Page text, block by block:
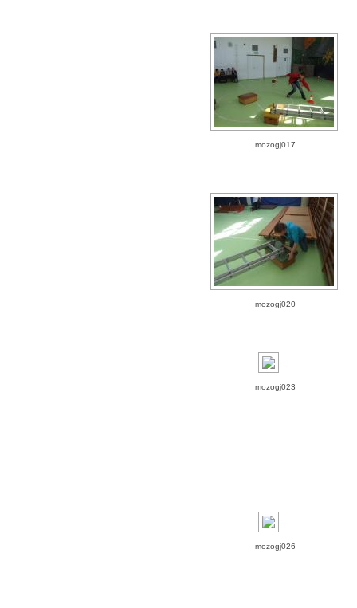
mozogj017
mozogj020
mozogj023
mozogj026